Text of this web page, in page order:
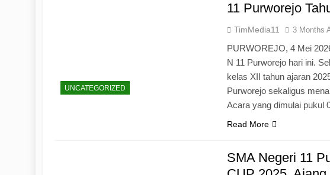
UNCATEGORIZED
11 Purworejo
TimMedia11 3 Months
PURWOREJO, 4 Mei
N 11 Purworejo hari ini.
kelas XII tahun ajaran
Purworejo sekaligus
Acara yang dimulai pukul
Read More
SMA Negeri 11